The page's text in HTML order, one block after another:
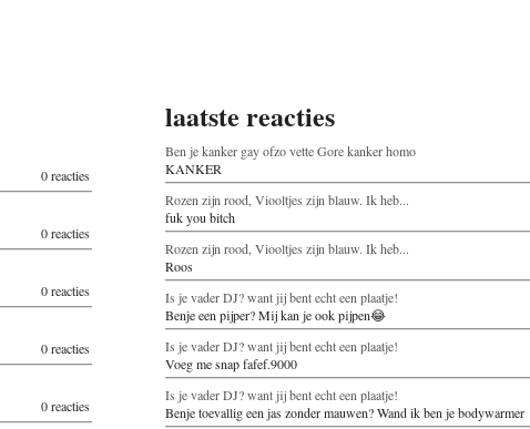
0 reacties
0 reacties
0 reacties
0 reacties
0 reacties
laatste reacties
Ben je kanker gay ofzo vette Gore kanker homo
KANKER
Rozen zijn rood, Viooltjes zijn blauw. Ik heb...
fuk you bitch
Rozen zijn rood, Viooltjes zijn blauw. Ik heb...
Roos
Is je vader DJ? want jij bent echt een plaatje!
Benje een pijper? Mij kan je ook pijpen😂
Is je vader DJ? want jij bent echt een plaatje!
Voeg me snap fafef.9000
Is je vader DJ? want jij bent echt een plaatje!
Benje toevallig een jas zonder mauwen? Wand ik ben je bodywarmer